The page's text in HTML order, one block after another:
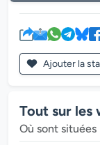
Ajouter la
Tout sur les
Où sont